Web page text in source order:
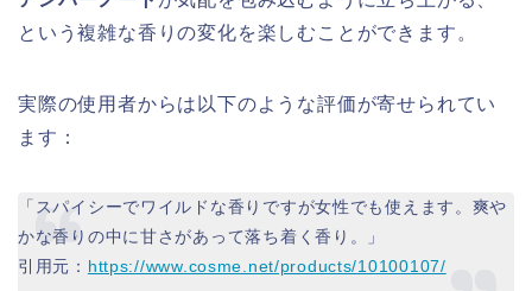
という複雑な香りの変化を楽しむことができます。
実際の使用者からは以下のような評価が寄せられてい
ます：
「スパイシーでワイルドな香りですが女性でも使えます。爽や
かな香りの中に甘さがあって落ち着く香り。」
引用元： https://www.cosme.net/products/10100107/